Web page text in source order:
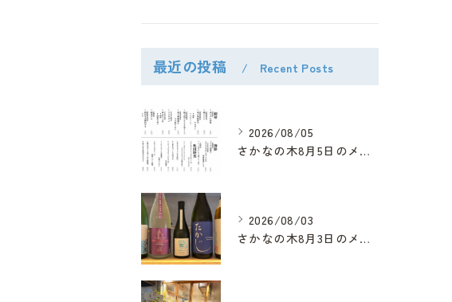
最近の投稿 Recent Posts
2026/08/05
さかなの木8月5日のメニューです。
2026/08/03
さかなの木8月3日のメニューです。